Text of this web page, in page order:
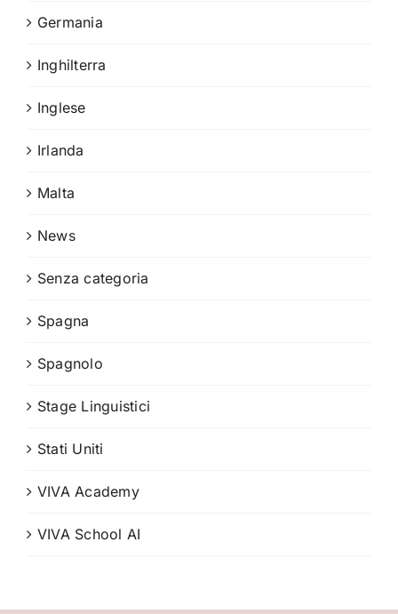
Germania
Inghilterra
Inglese
Irlanda
Malta
News
Senza categoria
Spagna
Spagnolo
Stage Linguistici
Stati Uniti
VIVA Academy
VIVA School AI